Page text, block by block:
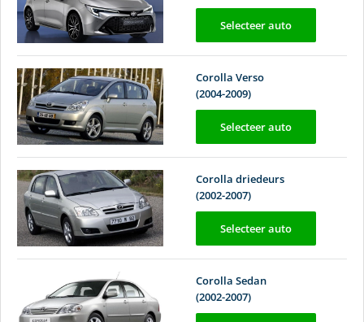
Selecteer auto
Corolla Verso
(2004-2009)
Selecteer auto
Corolla driedeurs
(2002-2007)
Selecteer auto
Corolla Sedan
(2002-2007)